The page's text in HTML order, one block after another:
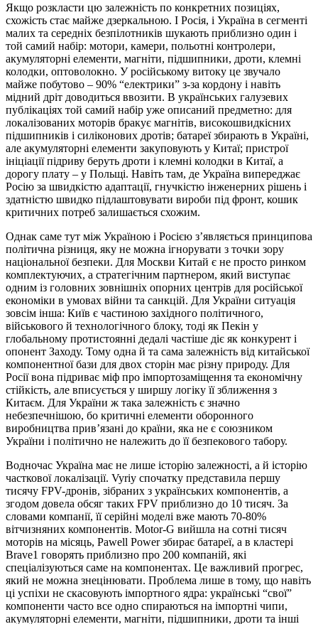
Якщо розкласти цю залежність по конкретних позиціях,
схожість стає майже дзеркальною. І Росія, і Україна в сегменті
малих та середніх безпілотників шукають приблизно один і
той самий набір: мотори, камери, польотні контролери,
акумуляторні елементи, магніти, підшипники, дроти, клемні
колодки, оптоволокно. У російському витоку це звучало
майже побутово – 90% “електрики” з-за кордону і навіть
мідний дріт доводиться ввозити. В українських галузевих
публікаціях той самий набір уже описаний предметно: для
локалізованих моторів бракує магнітів, високошвидкісних
підшипників і силіконових дротів; батареї збирають в Україні,
але акумуляторні елементи закуповують у Китаї; пристрої
ініціації підриву беруть дроти і клемні колодки в Китаї, а
дорогу плату – у Польщі. Навіть там, де Україна випереджає
Росію за швидкістю адаптації, гнучкістю інженерних рішень і
здатністю швидко підлаштовувати вироби під фронт, кошик
критичних потреб залишається схожим.
Однак саме тут між Україною і Росією з’являється принципова
політична різниця, яку не можна ігнорувати з точки зору
національної безпеки. Для Москви Китай є не просто ринком
комплектуючих, а стратегічним партнером, який виступає
одним із головних зовнішніх опорних центрів для російської
економіки в умовах війни та санкцій. Для України ситуація
зовсім інша: Київ є частиною західного політичного,
військового й технологічного блоку, тоді як Пекін у
глобальному протистоянні дедалі частіше діє як конкурент і
опонент Заходу. Тому одна й та сама залежність від китайської
компонентної бази для двох сторін має різну природу. Для
Росії вона підриває міф про імпортозаміщення та економічну
стійкість, але вписується у ширшу логіку її зближення з
Китаєм. Для України ж така залежність є значно
небезпечнішою, бо критичні елементи оборонного
виробництва прив’язані до країни, яка не є союзником
України і політично не належить до її безпекового табору.
Водночас Україна має не лише історію залежності, а й історію
часткової локалізації. Vyriy спочатку представила першу
тисячу FPV-дронів, зібраних з українських компонентів, а
згодом довела обсяг таких FPV приблизно до 10 тисяч. За
словами компанії, її серійні моделі вже мають 70-80%
вітчизняних компонентів. Motor-G вийшла на сотні тисяч
моторів на місяць, Pawell Power збирає батареї, а в кластері
Brave1 говорять приблизно про 200 компаній, які
спеціалізуються саме на компонентах. Це важливий прогрес,
який не можна знецінювати. Проблема лише в тому, що навіть
ці успіхи не скасовують імпортного ядра: українські “свої”
компоненти часто все одно спираються на імпортні чипи,
акумуляторні елементи, магніти, підшипники, дроти та інші